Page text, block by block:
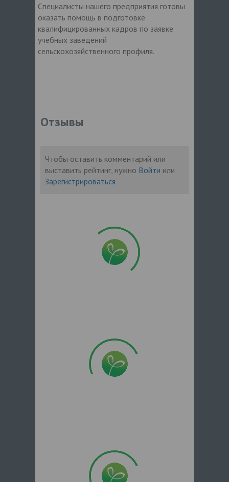
Специалисты нашего предприятия готовы
оказать помощь в подготовке
квалифицированных кадров по заявке
учебных заведений
сельскохозяйственного профиля.
Отзывы
Чтобы оставить комментарий или
выставить рейтинг, нужно Войти или
Зарегистрироваться